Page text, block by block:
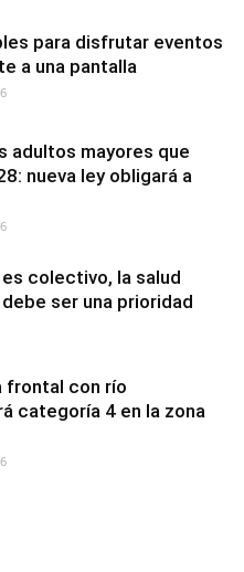
para disfrutar eventos
a una pantalla
adultos mayores que
nueva ley obligará a
colectivo, la salud
ser una prioridad
frontal con río
categoría 4 en la zona